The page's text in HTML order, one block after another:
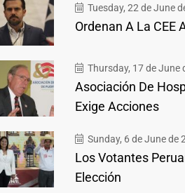
Tuesday, 22 de June
Ordenan A La CEE
Thursday, 17 de June
Asociación De
Exige Acciones
Sunday, 6 de June de
Los Votantes
Elección